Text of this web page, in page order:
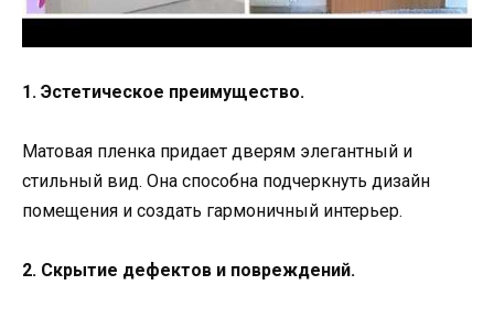
1. Эстетическое преимущество.
Матовая пленка придает дверям элегантный и
стильный вид. Она способна подчеркнуть дизайн
помещения и создать гармоничный интерьер.
2. Скрытие дефектов и повреждений.